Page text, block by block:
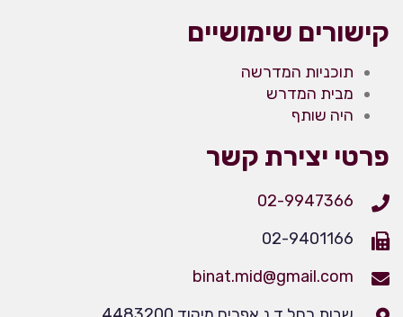
קישורים שימושיים
תוכניות המדרשה
מבית המדרש
היה שותף
פרטי יצירת קשר
02-9947366
02-9401166
binat.mid@gmail.com